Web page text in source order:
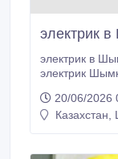
электрик
электрик в Шымкенте круглосуточно 87051851899
электрик Шымкент
380 без выходных 24/7 огромная просьба звоните
только в трезвом и адекватном виде и
20/06/2026